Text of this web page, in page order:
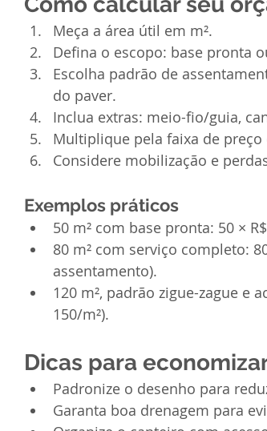
Meça a área útil em m².
Defina o escopo: base pronta
Escolha padrão de
do paver.
Inclua extras: meio-fio/guia,
Multiplique pela faixa de preço
Considere mobilização e
Exemplos práticos
50 m² com base pronta: 50 ×
80 m² com serviço completo:
assentamento).
120 m², padrão zigue-zague e
150/m²).
Dicas para
Padronize o desenho para
Garanta boa drenagem para